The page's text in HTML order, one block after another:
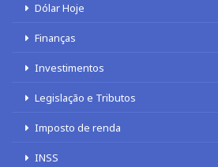
Dólar Hoje
Finanças
Investimentos
Legislação e Tributos
Imposto de renda
INSS